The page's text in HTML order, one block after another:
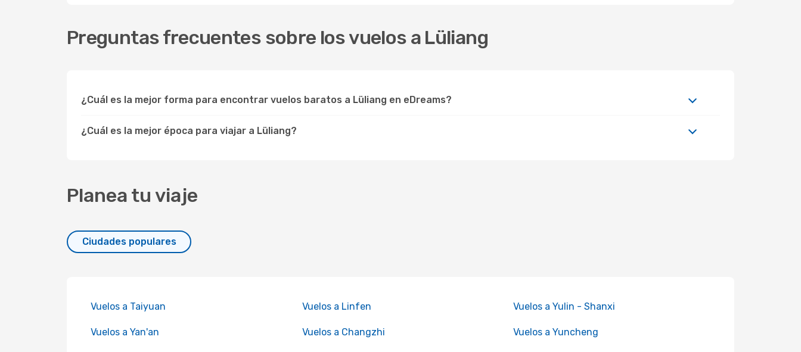
Preguntas frecuentes sobre los vuelos a Lüliang
¿Cuál es la mejor forma para encontrar vuelos baratos a Lüliang en eDreams?
¿Cuál es la mejor época para viajar a Lüliang?
Planea tu viaje
Ciudades populares
Vuelos a Taiyuan Vuelos a Linfen Vuelos a Yulin - Shanxi
Vuelos a Yan'an Vuelos a Changzhi Vuelos a Yuncheng